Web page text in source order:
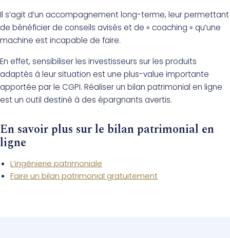
Il s’agit d’un accompagnement long-terme, leur permettant
de bénéficier de conseils avisés et de « coaching » qu’une
machine est incapable de faire.
En effet, sensibiliser les investisseurs sur les produits
adaptés à leur situation est une plus-value importante
apportée par le CGPI. Réaliser un bilan patrimonial en ligne
est un outil destiné à des épargnants avertis.
En savoir plus sur le bilan patrimonial en
ligne
L’ingénierie patrimoniale
Faire un bilan patrimonial gratuitement